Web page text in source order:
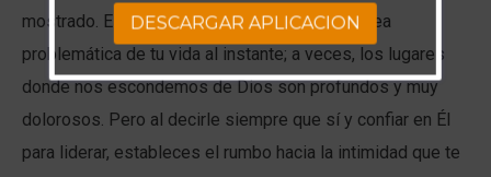
mostrado. Es posible que no conquiste esa área
problemática de tu vida al instante; a veces, los lugares
donde nos escondemos de Dios son profundos y muy
dolorosos. Pero al decirle siempre que sí y confiar en Él
para liderar, estableces el rumbo hacia la intimidad que te
DESCARGAR APLICACION